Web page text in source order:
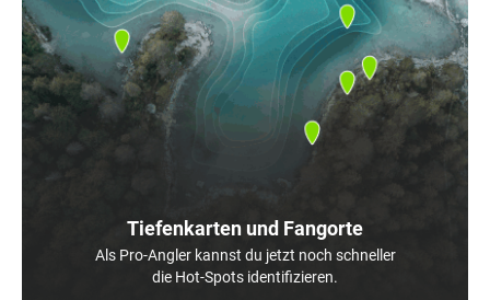
Tiefenkarten und Fangorte
Als Pro-Angler kannst du jetzt noch schneller
die Hot-Spots identifizieren.